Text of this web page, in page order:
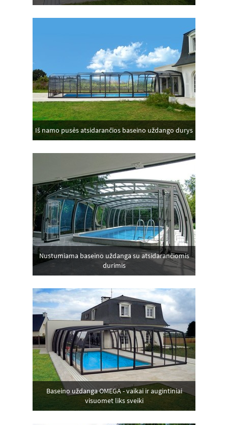
Iš namo pusės atsidarančios baseino uždango durys
Nustumiama baseino uždanga su atsidarančiomis
durimis
Baseino uždanga OMEGA - vaikai ir augintiniai
visuomet liks sveiki